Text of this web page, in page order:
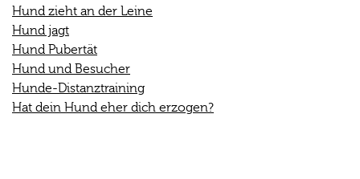
Hund zieht an der Leine
Hund jagt
Hund Pubertät
Hund und Besucher
Hunde-Distanztraining
Hat dein Hund eher dich erzogen?